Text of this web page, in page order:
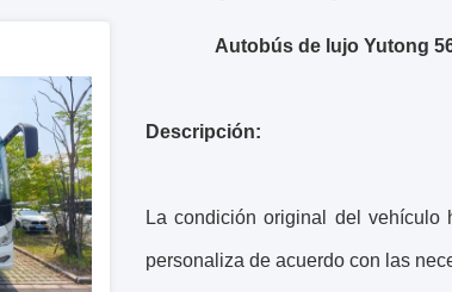
Autobús de lujo Yutong
Descripción:
La condición original del vehículo
personaliza de acuerdo con las